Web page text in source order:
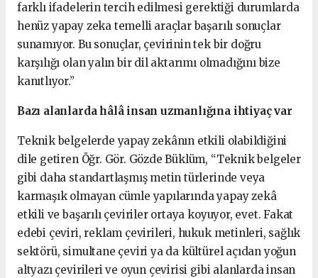
farklı ifadelerin tercih edilmesi gerektiği durumlarda
henüz yapay zeka temelli araçlar başarılı sonuçlar
sunamıyor. Bu sonuçlar, çevirinin tek bir doğru
karşılığı olan yalın bir dil aktarımı olmadığını bize
kanıtlıyor.”
Bazı alanlarda hâlâ insan uzmanlığına ihtiyaç var
Teknik belgelerde yapay zekânın etkili olabildiğini
dile getiren Öğr. Gör. Gözde Büklüm, “Teknik belgeler
gibi daha standartlaşmış metin türlerinde veya
karmaşık olmayan cümle yapılarında yapay zekâ
etkili ve başarılı çeviriler ortaya koyuyor, evet. Fakat
edebi çeviri, reklam çevirileri, hukuk metinleri, sağlık
sektörü, simultane çeviri ya da kültürel açıdan yoğun
altyazı çevirileri ve oyun çevirisi gibi alanlarda insan